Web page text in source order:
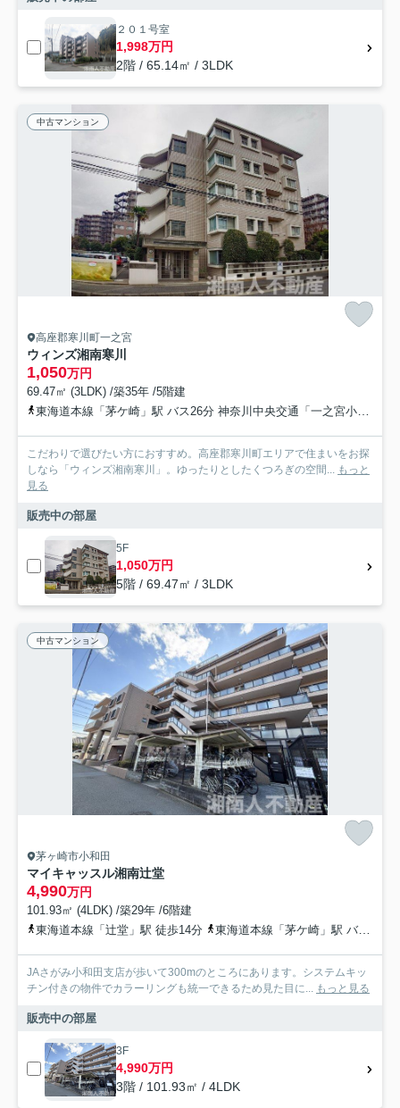
２０１号室
1,998万円
2階 / 65.14㎡ / 3LDK
中古マンション
高座郡寒川町一之宮
ウィンズ湘南寒川
1,050万円
69.47㎡ (3LDK) /築35年 /5階建
東海道本線「茅ケ崎」駅 バス26分 神奈川中央交通「一之宮小学校入口」 停歩7分
こだわりで選びたい方におすすめ。高座郡寒川町エリアで住まいをお探
しなら「ウィンズ湘南寒川」。ゆったりとしたくつろぎの空間...
もっと
見る
販売中の部屋
5F
1,050万円
5階 / 69.47㎡ / 3LDK
中古マンション
茅ヶ崎市小和田
マイキャッスル湘南辻堂
4,990万円
101.93㎡ (4LDK) /築29年 /6階建
東海道本線「辻堂」駅 徒歩14分
東海道本線「茅ケ崎」駅 バス14分 神奈川中央交通「東小和田」 停歩4分
JAさがみ小和田支店が歩いて300mのところにあります。システムキッ
チン付きの物件でカラーリングも統一できるため見た目に...
もっと見る
販売中の部屋
3F
4,990万円
3階 / 101.93㎡ / 4LDK